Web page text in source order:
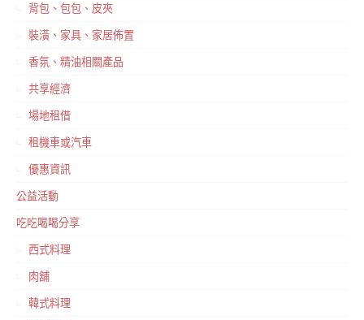
背包、包包、皮夾
裝潢、家具、家居佈置
香氛、精油相關產品
共享經濟
場地租借
租機車或汽車
優惠資訊
公益活動
吃吃喝喝分享
西式料理
肉舖
韓式料理